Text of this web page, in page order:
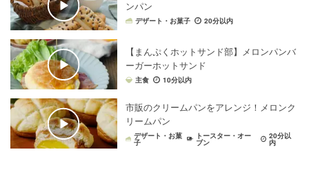
ンパン
デザート・お菓子 20分以内
【まんぷくホットサンド部】メロンパンバ
ーガーホットサンド
主食 10分以内
市販のクリームパンをアレンジ！メロンク
リームパン
デザート・お菓
子
トースター・オー
ブン
20分以
内